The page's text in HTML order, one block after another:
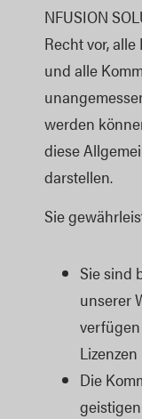
NFUSION
Recht vor,
und alle
werden
diese
darstellen.
Sie
Sie sind
unserer
Die